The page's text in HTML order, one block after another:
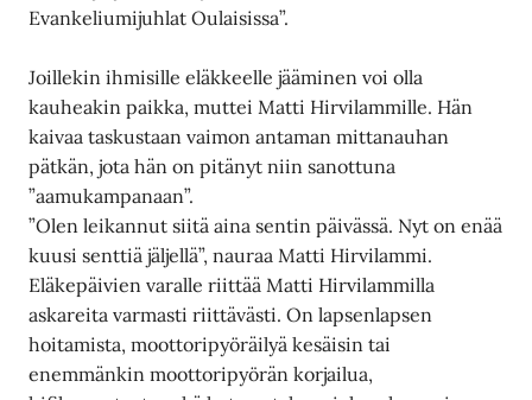
Evankeliumijuhlat Oulaisissa”.
Joillekin ihmisille eläkkeelle jääminen voi olla
kauheakin paikka, muttei Matti Hirvilammille. Hän
kaivaa taskustaan vaimon antaman mittanauhan
pätkän, jota hän on pitänyt niin sanottuna
”aamukampanaan”.
”Olen leikannut siitä aina sentin päivässä. Nyt on enää
kuusi senttiä jäljellä”, nauraa Matti Hirvilammi.
Eläkepäivien varalle riittää Matti Hirvilammilla
askareita varmasti riittävästi. On lapsenlapsen
hoitamista, moottoripyöräilyä kesäisin tai
enemmänkin moottoripyörän korjailua,